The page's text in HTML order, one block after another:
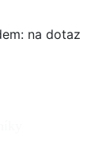
na dotaz